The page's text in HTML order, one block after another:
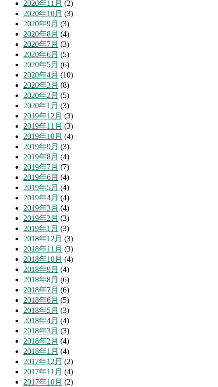
2020年11月 (2)
2020年10月 (3)
2020年9月 (3)
2020年8月 (4)
2020年7月 (3)
2020年6月 (5)
2020年5月 (6)
2020年4月 (10)
2020年3月 (8)
2020年2月 (5)
2020年1月 (3)
2019年12月 (3)
2019年11月 (3)
2019年10月 (4)
2019年9月 (3)
2019年8月 (4)
2019年7月 (7)
2019年6月 (4)
2019年5月 (4)
2019年4月 (4)
2019年3月 (4)
2019年2月 (3)
2019年1月 (3)
2018年12月 (3)
2018年11月 (3)
2018年10月 (4)
2018年9月 (4)
2018年8月 (6)
2018年7月 (6)
2018年6月 (5)
2018年5月 (3)
2018年4月 (4)
2018年3月 (3)
2018年2月 (4)
2018年1月 (4)
2017年12月 (2)
2017年11月 (4)
2017年10月 (2)